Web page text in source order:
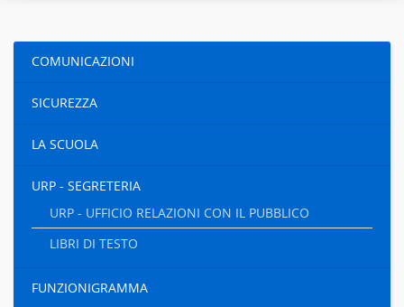
COMUNICAZIONI
SICUREZZA
LA SCUOLA
URP - SEGRETERIA
URP - UFFICIO RELAZIONI CON IL PUBBLICO
LIBRI DI TESTO
FUNZIONIGRAMMA